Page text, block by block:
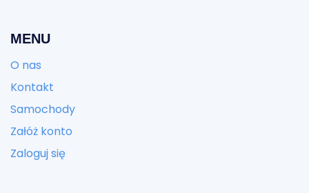
MENU
O nas
Kontakt
Samochody
Załóż konto
Zaloguj się